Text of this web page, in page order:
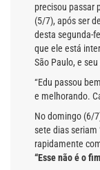
precisou passar
(5/7), após ser
desta segunda-
que ele está
São Paulo, e
“Edu passou
e melhorando.
No domingo (6/
sete dias seriam
rapidamente
“Esse não é o